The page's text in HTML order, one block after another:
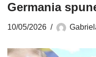
Germania
10/05/2026